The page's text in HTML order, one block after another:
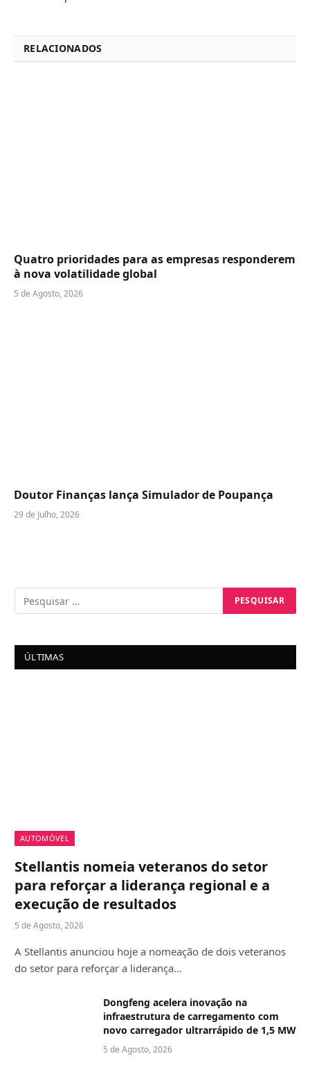
RELACIONADOS
Quatro prioridades para as empresas responderem
à nova volatilidade global
5 de Agosto, 2026
Doutor Finanças lança Simulador de Poupança
29 de Julho, 2026
ÚLTIMAS
AUTOMÓVEL
Stellantis nomeia veteranos do setor
para reforçar a liderança regional e a
execução de resultados
5 de Agosto, 2026
A Stellantis anunciou hoje a nomeação de dois veteranos
do setor para reforçar a liderança…
Dongfeng acelera inovação na
infraestrutura de carregamento com
novo carregador ultrarrápido de 1,5 MW
5 de Agosto, 2026